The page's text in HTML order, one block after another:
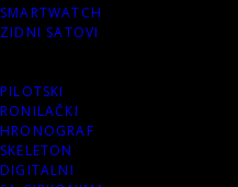
SMARTWATCH
ZIDNI SATOVI
PILOTSKI
RONILAČKI
HRONOGRAF
SKELETON
DIGITALNI